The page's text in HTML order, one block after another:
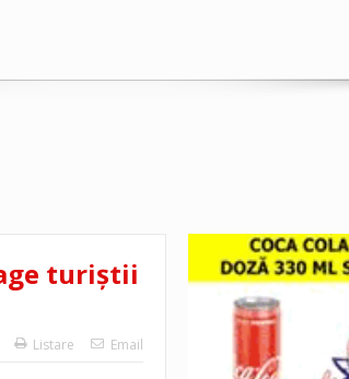
turiștii
Listare Email